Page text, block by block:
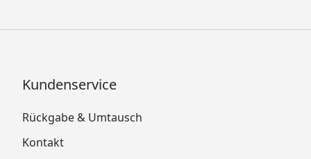
Kundenservice
Rückgabe & Umtausch
Kontakt